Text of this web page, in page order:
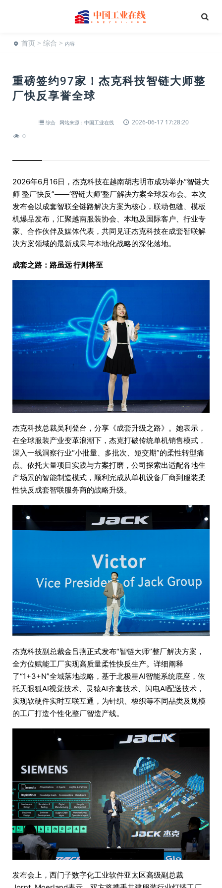
首页 > 综合 > 内容
重磅签约97家！杰克科技智链大师整
厂快反享誉全球
综合 网站来源：中国工业在线
2026-06-17 17:28:20
0
2026年6月16日，杰克科技在越南胡志明市成功举办“智链大
师 整厂快反”——‘智链大师’整厂解决方案全球发布会。本次
发布会以成套智联全链路解决方案为核心，联动包缝、模板
机爆品发布，汇聚越南服装协会、本地及国际客户、行业专
家、合作伙伴及媒体代表，共同见证杰克科技在成套智联解
决方案领域的最新成果与本地化战略的深化落地。
成套之路：路虽远 行则将至
杰克科技总裁吴利登台，分享《成套升级之路》。她表示，
在全球服装产业变革浪潮下，杰克打破传统单机销售模式，
深入一线洞察行业“小批量、多批次、短交期”的柔性转型痛
点。依托大量项目实践与方案打磨，公司探索出适配各地生
产场景的智能制造模式，顺利完成从单机设备厂商到服装柔
性快反成套智联服务商的战略升级。
杰克科技副总裁金吕燕正式发布“智链大师”整厂解决方案，
全方位赋能工厂实现高质量柔性快反生产。详细阐释
了“1+3+N”全域落地战略，基于北极星AI智能系统底座，依
托天眼狐AI视觉技术、灵猿AI齐套技术、闪电AI配送技术，
实现软硬件实时互联互通，为针织、梭织等不同品类及规模
的工厂打造个性化整厂智造产线。
发布会上，西门子数字化工业软件亚太区高级副总裁